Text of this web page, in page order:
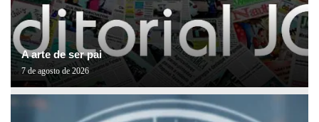
A arte de ser pai
7 de agosto de 2026